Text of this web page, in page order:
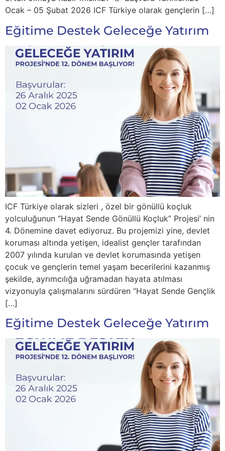
Ocak – 05 Şubat 2026 ICF Türkiye olarak gençlerin […]
Eğitime Destek Geleceğe Yatırım
ICF Türkiye olarak sizleri , özel bir gönüllü koçluk
yolculuğunun “Hayat Sende Gönüllü Koçluk” Projesi’ nin
4. Dönemine davet ediyoruz. Bu projemizi yine, devlet
koruması altında yetişen, idealist gençler tarafından
2007 yılında kurulan ve devlet korumasında yetişen
çocuk ve gençlerin temel yaşam becerilerini kazanmış
şekilde, ayrımcılığa uğramadan hayata atılması
vizyonuyla çalışmalarını sürdüren “Hayat Sende Gençlik
[…]
Eğitime Destek Geleceğe Yatırım